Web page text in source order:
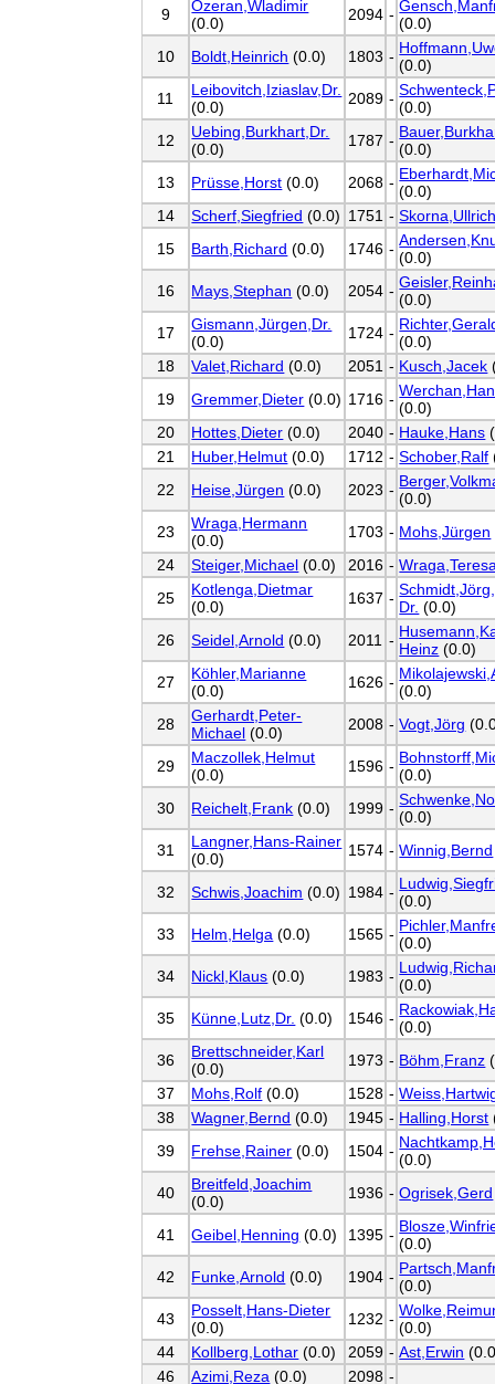
9
Ozeran,Wladimir
(0.0)
2094 - (0.0)
10
Boldt,Heinrich (0.0) 1803 - (0.0)
11
Leibovitch,Iziaslav,Dr.
(0.0)
2089 - (0.0)
12
Uebing,Burkhart,Dr.
(0.0)
1787 - (0.0)
13
Prüsse,Horst (0.0) 2068 - (0.0)
14
Scherf,Siegfried (0.0) 1751 -
15
Barth,Richard (0.0) 1746 - (0.0)
16
Mays,Stephan (0.0) 2054 - (0.0)
17
Gismann,Jürgen,Dr.
(0.0)
1724 - (0.0)
18
Valet,Richard (0.0) 2051 - Kusch,Jacek
19
Gremmer,Dieter (0.0) 1716 - (0.0)
20
Hottes,Dieter (0.0) 2040 - Hauke,Hans
21
Huber,Helmut (0.0) 1712 - Schober,Ralf
22
Heise,Jürgen (0.0) 2023 - (0.0)
23
Wraga,Hermann
(0.0)
1703 - Mohs,Jürgen
24
Steiger,Michael (0.0) 2016 -
25
Kotlenga,Dietmar
(0.0)
1637 - Dr. (0.0)
26
Seidel,Arnold (0.0) 2011 - Heinz (0.0)
27
Köhler,Marianne
(0.0)
1626 - (0.0)
28
Gerhardt,Peter-
Michael (0.0) 2008 - Vogt,Jörg
29
Maczollek,Helmut
(0.0)
1596 - (0.0)
30
Reichelt,Frank (0.0) 1999 - (0.0)
31
Langner,Hans-Rainer
(0.0)
1574 - Winnig,Bernd
32 Schwis,Joachim (0.0) 1984 - (0.0)
33
Helm,Helga (0.0) 1565 - (0.0)
34
Nickl,Klaus (0.0) 1983 - (0.0)
35
Künne,Lutz,Dr. (0.0) 1546 - (0.0)
36
Brettschneider,Karl
(0.0)
1973 - Böhm,Franz
37
Mohs,Rolf (0.0) 1528 -
38
Wagner,Bernd (0.0) 1945 - Halling,Horst
39
Frehse,Rainer (0.0) 1504 - (0.0)
40
Breitfeld,Joachim
(0.0)
1936 - Ogrisek,Gerd
41 Geibel,Henning (0.0) 1395 - (0.0)
42
Funke,Arnold (0.0) 1904 - (0.0)
43
Posselt,Hans-Dieter
(0.0)
1232 - (0.0)
44
Kollberg,Lothar (0.0) 2059 - Ast,Erwin
46
Azimi,Reza (0.0) 2098 -